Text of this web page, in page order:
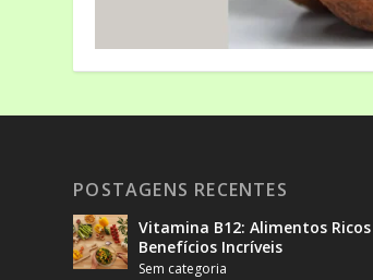
POSTAGENS RECENTES
Vitamina B12: Alimentos Ricos
Benefícios Incríveis
Sem categoria